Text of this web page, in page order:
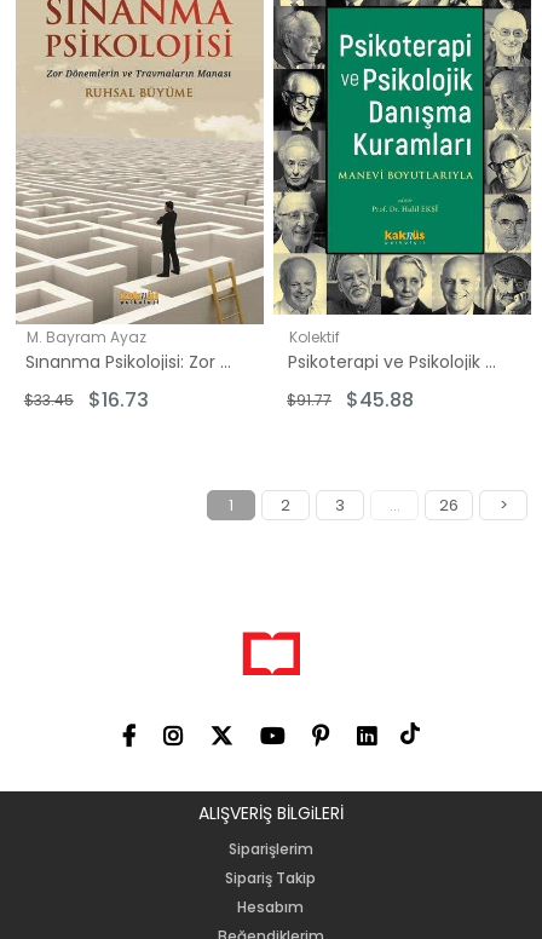
M. Bayram Ayaz
Sınanma Psikolojisi: Zor Dönemlerin ve Travmaların Manası - Ruhsal Büyüme
$16.73
$33.45
%50İndirim
Kolektif
Psikoterapi ve Psikolojik Danışma Kuramları - Manevi Boyutlarıyla
$45.88
$91.77
1 2 3 ... 26 >
ALIŞVERİŞ BİLGiLERİ
Siparişlerim
Sipariş Takip
Hesabım